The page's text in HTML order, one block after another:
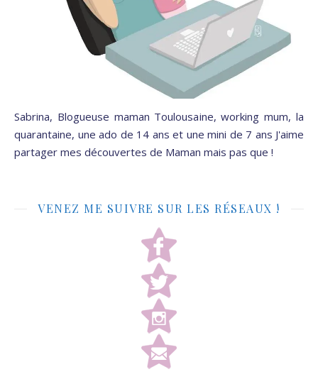
Sabrina, Blogueuse maman Toulousaine, working mum, la
quarantaine, une ado de 14 ans et une mini de 7 ans J'aime
partager mes découvertes de Maman mais pas que !
VENEZ ME SUIVRE SUR LES RÉSEAUX !